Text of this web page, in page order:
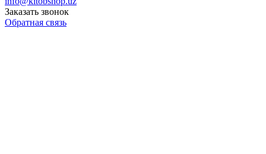
Заказать звонок
Обратная связь